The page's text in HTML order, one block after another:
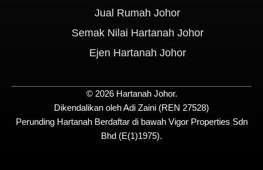
Jual Rumah Johor
Semak Nilai Hartanah Johor
Ejen Hartanah Johor
© 2026 Hartanah Johor.
Dikendalikan oleh Adi Zaini (REN 27528)
Perunding Hartanah Berdaftar di bawah Vigor Properties Sdn
Bhd (E(1)1975).